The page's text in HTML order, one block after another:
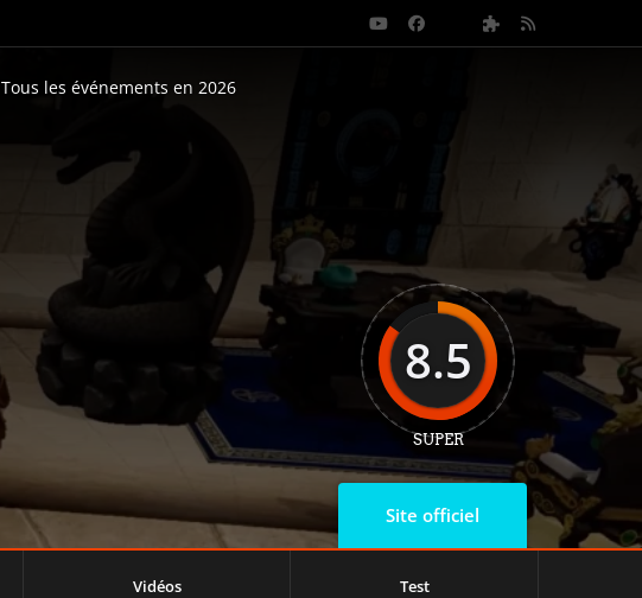
Tous les événements en 2026
Site officiel
8.5
SUPER
Vidéos Test